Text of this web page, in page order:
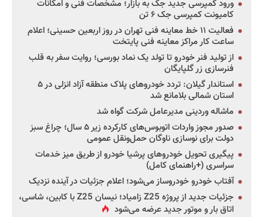
ورود کمپرسی جدید جک به بازار؛ مشخصات فنی و امکانات
کامیونت کمپرسی جک ۶ تن
فعالیت ۱۱ خط معاینه فنی تهران در روز اربعین حسینی؛ اعلام
ساعت کار مراکز معاینه فنی پایتخت
از تولید فنر خودرو تا تولد یک نماد بورسی؛ روایت سفر به قلب
فنرسازی زر گلپایگان
استاندار گیلان: تردد خودروهای پلاک منطقه آزاد انزلی در ۵
استان شمالی بلامانع شد
ماشاله وردینی مدیرعامل شرکت گواه شد
صدور مجوز واردات اتوبوس‌های کارکرده زیر ۵ سال؛ چراغ سبز
دولت برای نوسازی ناوگان حمل‌ونقل عمومی
پیگیری تحویل خودروهای پرشیا خودرو از طریق میز خدمات
سراسری (+راهنمای کامل)
آفتاب خودرو خودروساز می‌شود؛ اعلام جزئیات در آینده نزدیک
جزئیات جدید از پروژه Z25 زامیاد؛ نیسان Z25 با کابین، شاسی،
اتاق بار و موتور جدید عرضه می‌شود